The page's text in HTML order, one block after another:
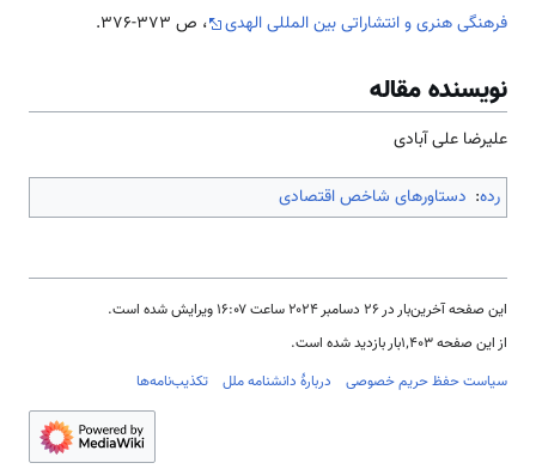
فرهنگی هنری و انتشاراتی بین المللی الهدی
، ص 373-376.
نویسنده مقاله
علیرضا علی آبادی
رده: دستاورهای شاخص اقتصادی
این صفحه آخرین‌بار در ‏۲۶ دسامبر ۲۰۲۴ ساعت ‏۱۶:۰۷ ویرایش شده است.
از این صفحه ۱٬۴۰۳بار بازدید شده است.
سیاست حفظ حریم خصوصی
دربارهٔ دانشنامه ملل تکذیب‌نامه‌ها